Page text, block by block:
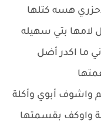
هسه كتلها
لامها بتي سهيله
ما اكدر أضل
واشوف أبوي وأكلة
واوكف بقسمتها